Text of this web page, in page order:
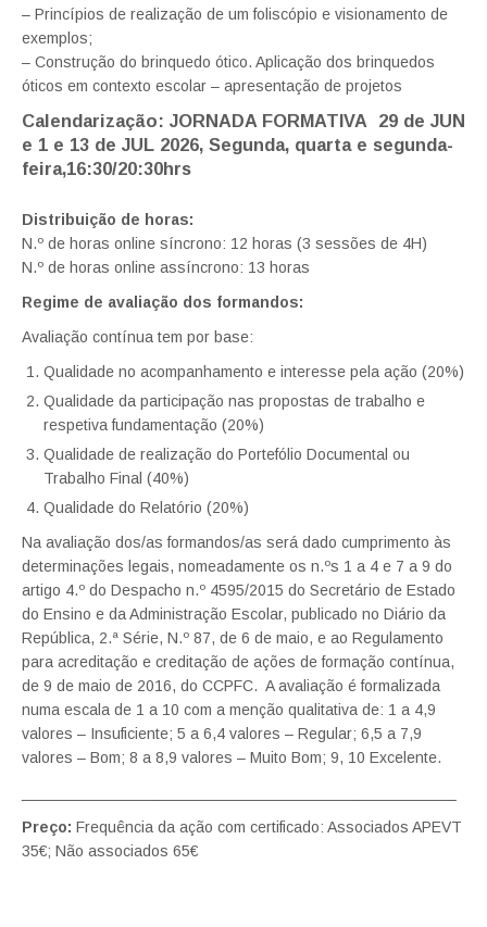
– Princípios de realização de um foliscópio e visionamento de
exemplos;
– Construção do brinquedo ótico. Aplicação dos brinquedos
óticos em contexto escolar – apresentação de projetos
Calendarização: JORNADA FORMATIVA
29 de JUN
e 1 e 13 de JUL 2026, Segunda, quarta e segunda-
feira,16:30/20:30hrs
Distribuição de horas:
N.º de horas online síncrono: 12 horas (3 sessões de 4H)
N.º de horas online assíncrono: 13 horas
Regime de avaliação dos formandos:
Avaliação contínua tem por base:
Qualidade no acompanhamento e interesse pela ação (20%)
Qualidade da participação nas propostas de trabalho e
respetiva fundamentação (20%)
Qualidade de realização do Portefólio Documental ou
Trabalho Final (40%)
Qualidade do Relatório (20%)
Na avaliação dos/as formandos/as será dado cumprimento às
determinações legais, nomeadamente os n.ºs 1 a 4 e 7 a 9 do
artigo 4.º do Despacho n.º 4595/2015 do Secretário de Estado
do Ensino e da Administração Escolar, publicado no Diário da
República, 2.ª Série, N.º 87, de 6 de maio, e ao Regulamento
para acreditação e creditação de ações de formação contínua,
de 9 de maio de 2016, do CCPFC. A avaliação é formalizada
numa escala de 1 a 10 com a menção qualitativa de: 1 a 4,9
valores – Insuficiente; 5 a 6,4 valores – Regular; 6,5 a 7,9
valores – Bom; 8 a 8,9 valores – Muito Bom; 9, 10 Excelente.
Preço: Frequência da ação com certificado: Associados APEVT
35€; Não associados 65€